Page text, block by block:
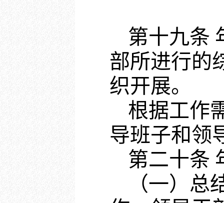
第十九条
部所进行的
织开展。
根据工作
导班子和领
第二十条
（一）